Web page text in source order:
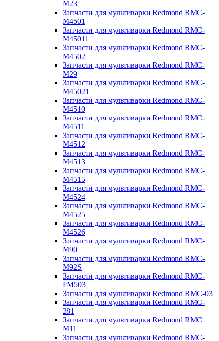
M23
Запчасти для мультиварки Redmond RMC-
M4501
Запчасти для мультиварки Redmond RMC-
M45011
Запчасти для мультиварки Redmond RMC-
M4502
Запчасти для мультиварки Redmond RMC-
M29
Запчасти для мультиварки Redmond RMC-
M45021
Запчасти для мультиварки Redmond RMC-
M4510
Запчасти для мультиварки Redmond RMC-
M4511
Запчасти для мультиварки Redmond RMC-
M4512
Запчасти для мультиварки Redmond RMC-
M4513
Запчасти для мультиварки Redmond RMC-
M4515
Запчасти для мультиварки Redmond RMC-
M4524
Запчасти для мультиварки Redmond RMC-
M4525
Запчасти для мультиварки Redmond RMC-
M4526
Запчасти для мультиварки Redmond RMC-
M90
Запчасти для мультиварки Redmond RMC-
M92S
Запчасти для мультиварки Redmond RMC-
PM503
Запчасти для мультиварки Redmond RMC-03
Запчасти для мультиварки Redmond RMC-
281
Запчасти для мультиварки Redmond RMC-
M11
Запчасти для мультиварки Redmond RMC-